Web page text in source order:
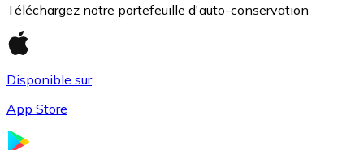
Téléchargez notre portefeuille d'auto-conservation
Disponible sur
App Store